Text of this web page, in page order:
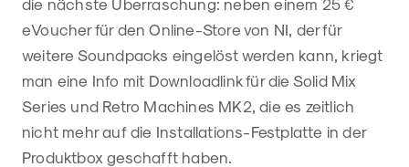
eVoucher für den Online-Store von NI, der für
weitere Soundpacks eingelöst werden kann, kriegt
man eine Info mit Downloadlink für die Solid Mix
Series und Retro Machines MK2, die es zeitlich
nicht mehr auf die Installations-Festplatte in der
Produktbox geschafft haben.